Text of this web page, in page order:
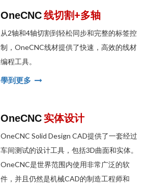
OneCNC线切割+多轴
从2轴和4轴切割到轻松同步和完整的标签控
制，OneCNC线材提供了快速，高效的线材
编程工具。
學到更多
OneCNC 实体设计
OneCNC Solid Design CAD提供了一套经过
车间测试的设计工具，包括3D曲面和实体。
OneCNC是世界范围内使用非常广泛的软
件，并且仍然是机械CAD的制造工程师和